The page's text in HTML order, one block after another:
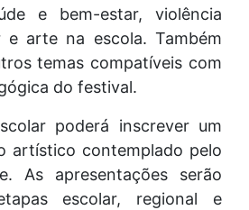
e bem-estar, violência
e arte na escola. Também
temas compatíveis com
do festival.
poderá inscrever um
artístico contemplado pelo
As apresentações serão
escolar, regional e